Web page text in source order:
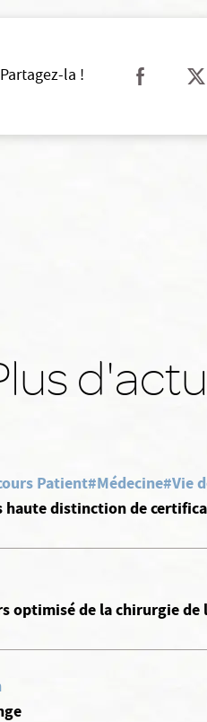
la !
Patient#Médecine#Vie
haute distinction de
optimisé de la chirurgie de